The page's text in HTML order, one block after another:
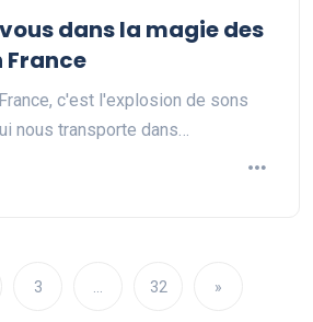
dans la magie des
France
c'est l'explosion de sons
nous transporte dans…
3 32 »